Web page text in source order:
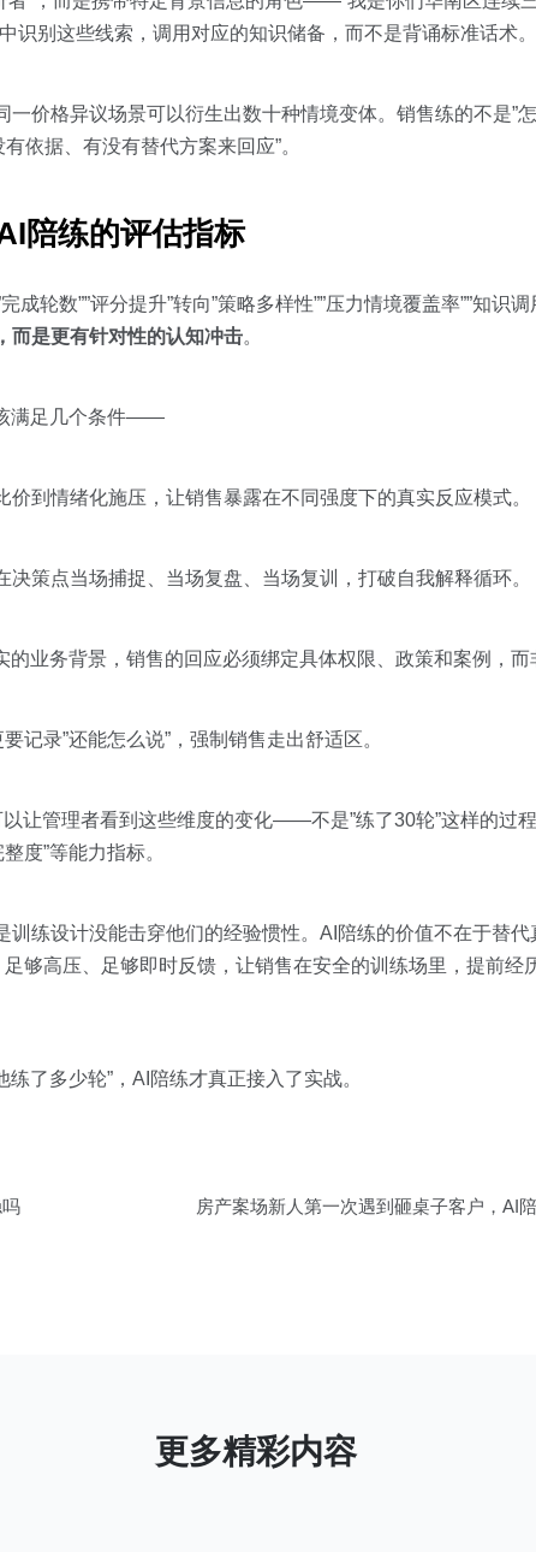
识别这些线索，调用对应的知识储备，而不是背诵标准话术。
价格异议场景可以衍生出数十种情境变体。销售练的不是”
依据、有没有替代方案来回应”。
陪练的评估指标
轮数””评分提升”转向”策略多样性””压力情境覆盖率””知识
而是更有针对性的认知冲击。
满足几个条件——
到情绪化施压，让销售暴露在不同强度下的真实反应模式。
决策点当场捕捉、当场复盘、当场复训，打破自我解释循环。
的业务背景，销售的回应必须绑定具体权限、政策和案例，而
记录”还能怎么说”，强制销售走出舒适区。
让管理者看到这些维度的变化——不是”练了30轮”这样的过
度”等能力指标。
练设计没能击穿他们的经验惯性。AI陪练的价值不在于替代
够高压、足够即时反馈，让销售在安全的训练场里，提前经
了多少轮”，AI陪练才真正接入了实战。
房产案场新人第一次遇到砸桌子客户，AI